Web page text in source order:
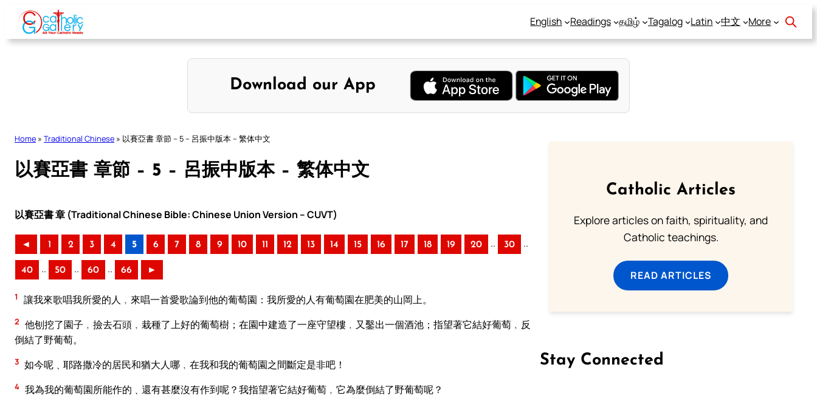
Skip
content
English Readings தமிழ் Tagalog Latin 中文 More
Download our App
Home » Traditional Chinese » 以賽亞書 章節 – 5 – 呂振中版本 – 繁体中文
以賽亞書 章節 – 5 – 呂振中版本 – 繁体中文
以賽亞書 章 (Traditional Chinese Bible: Chinese Union Version – CUVT)
◄ 1 2 3 4 5 6 7 8 9 10 11 12 13 14 15 16 17 18 19 20 .. 30 ..
40 .. 50 .. 60 .. 66 ►
1 讓我來歌唱我所愛的人﹐來唱一首愛歌論到他的葡萄園：我所愛的人有葡萄園在肥美的山岡上。
2 他刨挖了園子﹐撿去石頭﹐栽種了上好的葡萄樹；在園中建造了一座守望樓﹐又鑿出一個酒池；指望著它結好葡萄﹐反
倒結了野葡萄。
3 如今呢﹑耶路撒冷的居民和猶大人哪﹐在我和我的葡萄園之間斷定是非吧！
4 我為我的葡萄園所能作的﹑還有甚麼沒有作到呢？我指望著它結好葡萄﹐它為麼倒結了野葡萄呢？
Catholic Articles
Explore articles on faith, spirituality, and
Catholic teachings.
READ ARTICLES
Stay Connected